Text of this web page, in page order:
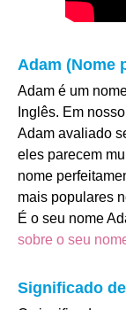
Adam (Nome
Adam é um
Inglês. Em
Adam avaliado
eles parecem
nome
mais populares
É o seu nome
sobre o seu
Significado